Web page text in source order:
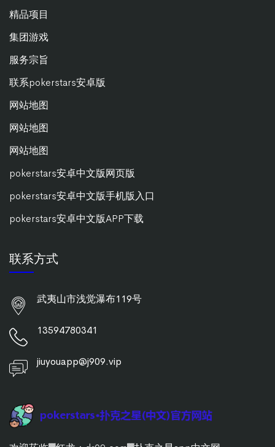
精品项目
集团游戏
服务宗旨
联系pokerstars安卓版
网站地图
网站地图
网站地图
pokerstars安卓中文版网页版
pokerstars安卓中文版手机版入口
pokerstars安卓中文版APP下载
联系方式
武夷山市浅觉瀑布119号
13594780341
jiuyouapp@j909.vip